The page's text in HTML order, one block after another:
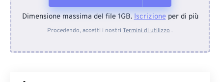
Dal dispositivo
Dimensione massima del file 1GB.Iscrizioneper di più
Procedendo, accetti i nostri Termini di utilizzo .